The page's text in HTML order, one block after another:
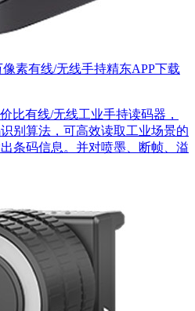
素有线/无线手持精东APP下载
有线/无线工业手持读码器，
算法，可高效读取工业场景的
码信息。并对喷墨、断帧、溢